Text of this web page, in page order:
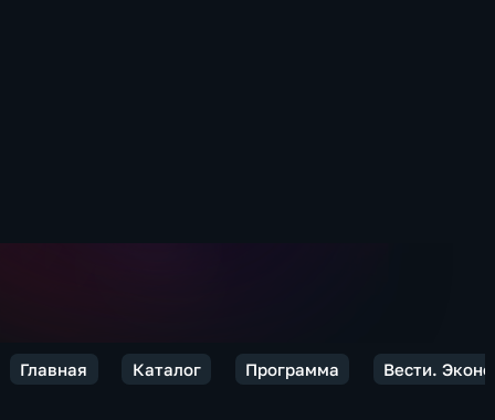
Главная Каталог Программа Вести.